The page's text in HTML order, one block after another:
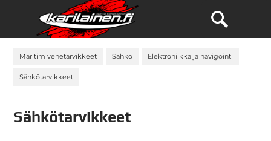
Maritim venetarvikkeet Sähkö Elektroniikka ja navigointi
Sähkötarvikkeet
Sähkötarvikkeet